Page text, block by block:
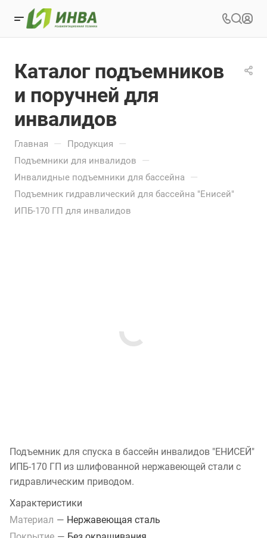
Каталог подъемников
и поручней для
инвалидов
Главная — Продукция —
Подъемники для инвалидов —
Инвалидные подъемники для бассейна —
Подъемник гидравлический для бассейна "Енисей"
ИПБ-170 ГП для инвалидов
Подъемник для спуска в бассейн инвалидов "ЕНИСЕЙ"
ИПБ-170 ГП из шлифованной нержавеющей стали с
гидравлическим приводом.
Характеристики
Материал — Нержавеющая сталь